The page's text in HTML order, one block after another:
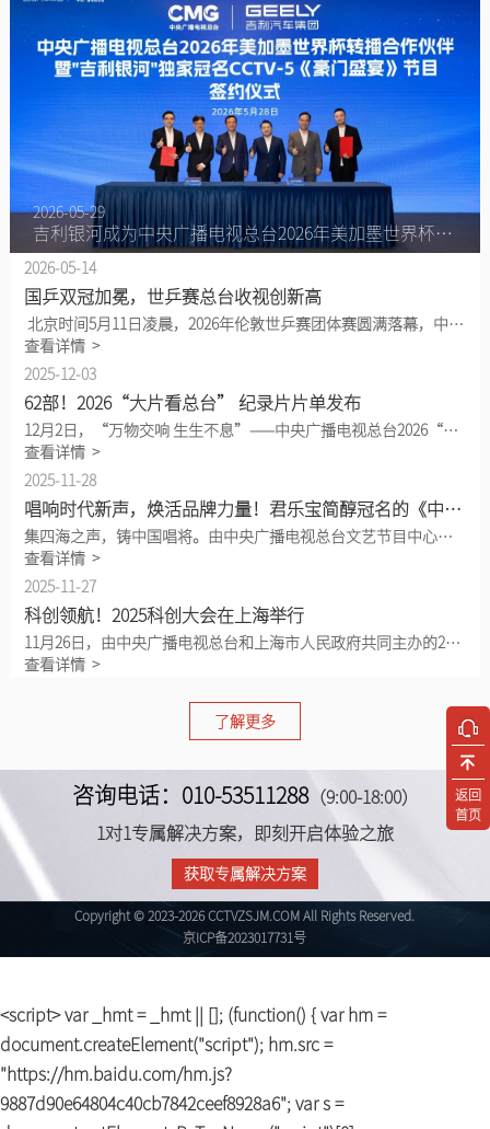
返回
首页
2026-05-29
吉利银河成为中央广播电视总台2026年美加墨世界杯转播合作伙伴
2026-05-14
国乒双冠加冕，世乒赛总台收视创新高
北京时间5月11日凌晨，2026年伦敦世乒赛团体赛圆满落幕，中国乒乓球队再度展现超强能力，斩获男女团双冠，续写国球不朽传奇。女团决赛上演中日巅峰较量，国乒女团豪取七连冠、历史第二十四次捧起考比伦杯；男团决赛气势如虹，直落三场战胜日本队，成功卫冕并铸就十二连冠。孙颖莎、王楚钦凭借赛场出色发挥，分获本届世乒赛最佳女、男运动员，以绝对实力彰显国球荣耀！万众瞩目！亿万观众共赏乒坛巅峰对决中央广播电视总台凭借专业权威、全域覆盖的传播矩阵，打造顶级乒乓赛事视听盛宴，为全国观众呈现多场巅峰对决。本届世乒赛CCTV-5、CCTV-5+转播23场赛事，总转播时长超43小时，覆盖全国不重复观
查看详情 >
2025-12-03
62部！2026“大片看总台” 纪录片片单发布
12月2日，“万物交响 生生不息”——中央广播电视总台2026“大片看总台”纪录片片单发布活动在京举行，62部大片集中亮相，记录新时代中国发展的奋进轨迹与世界文明的多元交响。中宣部副部长、中央广播电视总台台长慎海雄出席，并与青海省政协副主席李晓南，陕西省西安市政协主席、西安市挖掘秦岭北麓生态和人文价值工作专班组长王吉德等共同发布总台2026年纪录片片单。中央广播电视总台编务会议成员薛继军在致辞中表示，2026年是“十五五”规划的开局之年，作为党的意识形态重镇和国家广播电视台，中央广播电视总台深学细悟笃行习近平新时代中国特色社会主义思想，以党的二十届四中全会精神为指引，坚持
查看详情 >
2025-11-28
唱响时代新声，焕活品牌力量！君乐宝简醇冠名的《中国唱将》为真实的音乐灵魂而作
集四海之声，铸中国唱将。由中央广播电视总台文艺节目中心倾力打造，君乐宝简醇冠名、格力电器作为合作伙伴、健民龙牡壮骨颗粒特别呈现的《中国唱将》自10月底播出以来，迅速掀起全民音综热潮，凭借专业质感与话题张力强势出圈。电视观众规模破亿收视与话题共创佳绩根据CSM全国网数据，节目收视份额最高达2.14%，目前电视端观众规模已经破亿，达1.02亿人；在微博平台上，节目相关话题阅读量超7亿，网友称赞其“回归纯粹音乐本质”，评委示范演唱与专业点评被赞“国家队出手非同凡响”；节目还吸引了众多年轻观众，民族、美声唱法的硬核实力表演引发年轻群体热议。自8月17日开启报名通道以来，《中国唱将
查看详情 >
2025-11-27
科创领航！2025科创大会在上海举行
11月26日，由中央广播电视总台和上海市人民政府共同主办的2025科创大会在上海举行。本次大会以“科创领航，智启新程”为主题，来自知名院校、科研机构的专家学者和科技企业、金融机构的相关负责人，深度探讨新一轮科技革命与产业变革的核心趋势，共话科技如何赋能产业升级、重塑未来生态。全国人大常委会副委员长、民革中央主席郑建邦出席开幕式并致辞。中宣部副部长、中央广播电视总台台长慎海雄，上海市委副书记、市长龚正在活动上致辞，并共同启动上海“人工智能+”项目国际合作推广平台。国家发展改革委党组成员、国家数据局局长刘烈宏，中国工程院党组成员、副院长钟志华，全国工商联副主席、中国科
查看详情 >
了解更多
咨询电话：010-53511288（9:00-18:00）
1对1专属解决方案，即刻开启体验之旅
获取专属解决方案
Copyright © 2023-2026 CCTVZSJM.COM All Rights Reserved.
京ICP备2023017731号
<script> var _hmt = _hmt || []; (function() { var hm =
document.createElement("script"); hm.src =
"https://hm.baidu.com/hm.js?
9887d90e64804c40cb7842ceef8928a6"; var s =